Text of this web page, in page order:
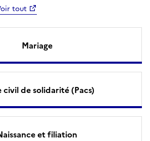
tout
Mariage
civil de solidarité (Pacs)
et filiation